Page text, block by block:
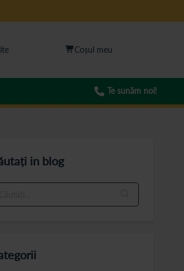
Te sunăm noi!
in blog